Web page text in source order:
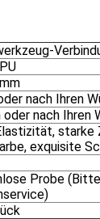
nach Ihren
nach Ihren
starke
exquisite
Probe